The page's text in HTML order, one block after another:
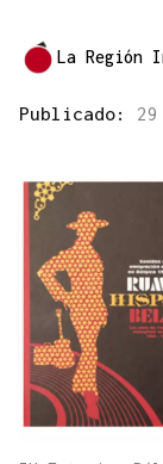
La Región
Publicado: